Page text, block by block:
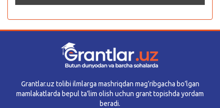
Grantlar.uz tolibi ilmlarga mashriqdan mag’ribgacha bo’lgan
mamlakatlarda bepul ta’lim olish uchun grant topishda yordam
beradi.